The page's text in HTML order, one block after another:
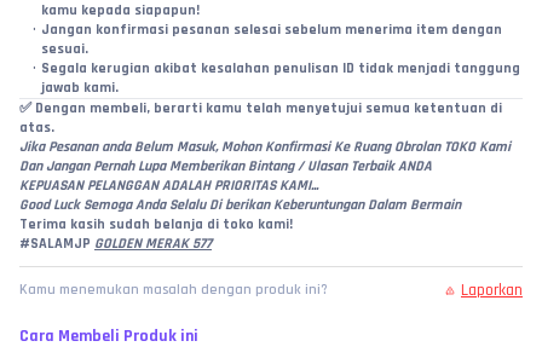
kamu kepada siapapun!
Jangan konfirmasi pesanan selesai sebelum menerima item dengan
sesuai.
Segala kerugian akibat kesalahan penulisan ID tidak menjadi tanggung
jawab kami.
✅ Dengan membeli, berarti kamu telah menyetujui semua ketentuan di
atas.
Jika Pesanan anda Belum Masuk, Mohon Konfirmasi Ke Ruang Obrolan TOKO Kami
Dan Jangan Pernah Lupa Memberikan Bintang / Ulasan Terbaik ANDA
KEPUASAN PELANGGAN ADALAH PRIORITAS KAMI...
Good Luck Semoga Anda Selalu Di berikan Keberuntungan Dalam Bermain
Terima kasih sudah belanja di toko kami!
#SALAMJP GOLDEN MERAK 577
Kamu menemukan masalah dengan produk ini? Laporkan
Cara Membeli Produk ini